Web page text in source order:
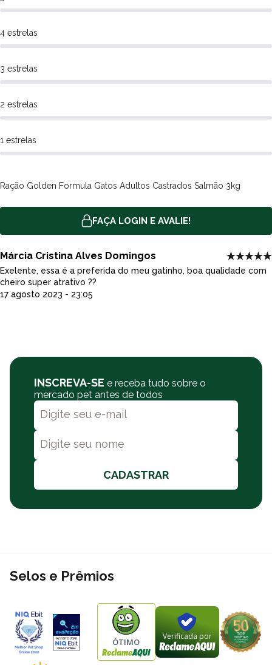
4 estrelas
3 estrelas
2 estrelas
1 estrelas
Ração Golden Formula Gatos Adultos Castrados Salmão 3kg
FAÇA LOGIN E AVALIE!
Márcia Cristina Alves Domingos
Exelente, essa é a preferida do meu gatinho, boa qualidade com
cheiro super atrativo ??
17 agosto 2023 - 23:05
INSCREVA-SE e receba tudo sobre o
mercado pet antes de todos
CADASTRAR
Selos e Prêmios
ÓTIMO Verificada por